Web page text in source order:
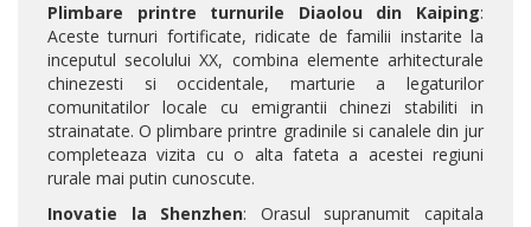
Plimbare printre turnurile Diaolou din Kaiping:
Aceste turnuri fortificate, ridicate de familii instarite la
inceputul secolului XX, combina elemente arhitecturale
chinezesti si occidentale, marturie a legaturilor
comunitatilor locale cu emigrantii chinezi stabiliti in
strainatate. O plimbare printre gradinile si canalele din jur
completeaza vizita cu o alta fateta a acestei regiuni
rurale mai putin cunoscute.
Inovatie la Shenzhen: Orasul supranumit capitala